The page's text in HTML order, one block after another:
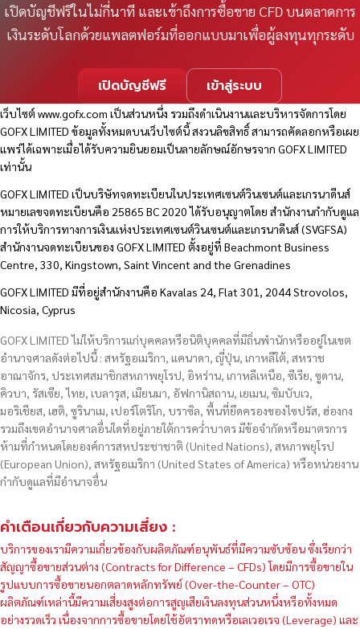
เปิดบัญชีฟรีในไม่กี่นาที และเข้าถึงการซื้อขาย CFD บนตลาดการ
เงินระดับโลกด้วยแพลตฟอร์มที่ออกแบบมาเพื่อผู้ลงทุนทุกระดับ
เปิดบัญชีฟรี เข้าสู่ระบบ
เว็บไซต์www.gofx.com เป็นส่วนหนึ่ง รวมถึงดำเนินงานและบริหารจัดการโดย
GOFX LIMITED ข้อมูลทั้งหมดบนเว็บไซต์นี้ สงวนลิขสิทธิ์ สามารถคัดลอกหรือเผย
แพร่ได้เฉพาะเมื่อได้รับความยินยอมเป็นลายลักษณ์อักษรจาก GOFX LIMITED
เท่านั้น
GOFX LIMITED เป็นบริษัทจดทะเบียนในประเทศเซนต์วินเซนต์และเกรนาดีนส์
หมายเลขจดทะเบียนคือ 25865 BC 2020 ได้รับอนุญาตโดย สำนักงานกำกับดูแล
การให้บริการทางการเงินแห่งประเทศเซนต์วินเซนต์และเกรนาดีนส์ (SVGFSA)
สำนักงานจดทะเบียนของ GOFX LIMITED ตั้งอยู่ที่ Beachmont Business
Centre, 330, Kingstown, Saint Vincent and the Grenadines
GOFX LIMITED มีที่อยู่สำนักงานคือ Kavalas 24, Flat 301, 2044 Strovolos,
Nicosia, Cyprus
GOFX LIMITED ไม่ให้บริการแก่บุคคลหรือนิติบุคคลที่มีถิ่นพำนักหรืออยู่ในเขต
อำนาจศาลดังต่อไปนี้ : สหรัฐอเมริกา, แคนาดา, ญี่ปุ่น, เกาหลีใต้, สหราช
อาณาจักร, ประเทศสมาชิกสหภาพยุโรป, อิหร่าน, เกาหลีเหนือ, ซีเรีย, ซูดาน,
คิวบา, รัสเซีย, ไทย, เบลารุส, เมียนมา, อัฟกานิสถาน, เยเมน, ซิมบับเว,
มอริเชียส, เฮติ, ซูรินาเม, เปอร์โตริโก, บราซิล, พื้นที่ยึดครองของไซปรัส, ฮ่องกง
รวมถึงเขตอำนาจศาลอื่นใดที่อยู่ภายใต้การคว่ำบาตร มีข้อจำกัดหรือมาตรการ
ห้ามที่กำหนดโดยองค์การสหประชาชาติ (United Nations), สหภาพยุโรป
(European Union), สหรัฐอเมริกา (United States of America) หรือหน่วยงาน
กำกับดูแลที่มีอำนาจอื่น
คำเตือนเกี่ยวกับความเสี่ยง :
บริการของเรามีความเกี่ยวข้องกับผลิตภัณฑ์อนุพันธ์ที่มีความซับซ้อน ซึ่งเรียกว่า
สัญญาซื้อขายส่วนต่าง (Contracts for Difference – CFDs) โดยมีการซื้อขายใน
รูปแบบการซื้อขายนอกตลาดหลักทรัพย์ (Over-the-Counter – OTC)
ผลิตภัณฑ์เหล่านี้มีความเสี่ยงสูงต่อการสูญเสียเงินลงทุนส่วนหนึ่งหรือทั้งหมด
อย่างรวดเร็ว เนื่องจากการซื้อขายโดยใช้อัตราทดหรือเลเวอเรจ (Leverage) และ